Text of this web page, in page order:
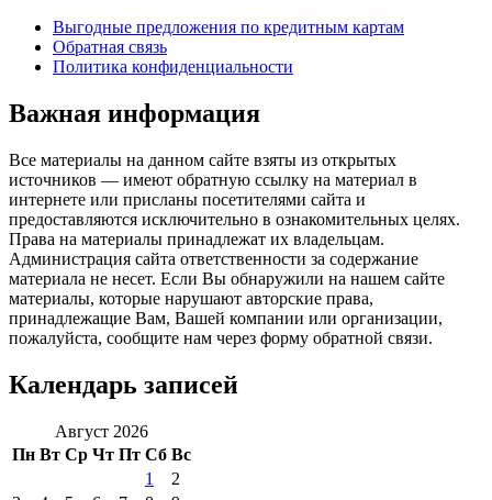
Выгодные предложения по кредитным картам
Обратная связь
Политика конфиденциальности
Важная информация
Все материалы на данном сайте взяты из открытых
источников — имеют обратную ссылку на материал в
интернете или присланы посетителями сайта и
предоставляются исключительно в ознакомительных целях.
Права на материалы принадлежат их владельцам.
Администрация сайта ответственности за содержание
материала не несет. Если Вы обнаружили на нашем сайте
материалы, которые нарушают авторские права,
принадлежащие Вам, Вашей компании или организации,
пожалуйста, сообщите нам через форму обратной связи.
Календарь записей
Август 2026
Пн Вт Ср Чт Пт Сб Вс
1
2